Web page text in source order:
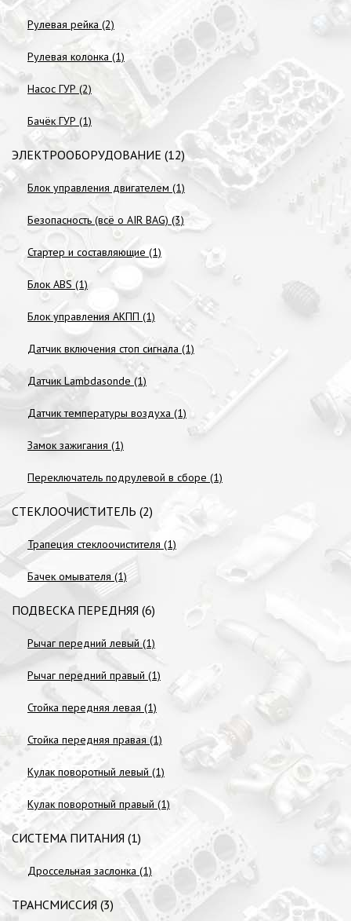
Рулевая рейка (2)
Рулевая колонка (1)
Насос ГУР (2)
Бачёк ГУР (1)
ЭЛЕКТРООБОРУДОВАНИЕ (12)
Блок управления двигателем (1)
Безопасность (всё о AIR BAG) (3)
Стартер и составляющие (1)
Блок ABS (1)
Блок управления АКПП (1)
Датчик включения стоп сигнала (1)
Датчик Lambdasonde (1)
Датчик температуры воздуха (1)
Замок зажигания (1)
Переключатель подрулевой в сборе (1)
СТЕКЛООЧИСТИТЕЛЬ (2)
Трапеция стеклоочистителя (1)
Бачек омывателя (1)
ПОДВЕСКА ПЕРЕДНЯЯ (6)
Рычаг передний левый (1)
Рычаг передний правый (1)
Стойка передняя левая (1)
Стойка передняя правая (1)
Кулак поворотный левый (1)
Кулак поворотный правый (1)
СИСТЕМА ПИТАНИЯ (1)
Дроссельная заслонка (1)
ТРАНСМИССИЯ (3)